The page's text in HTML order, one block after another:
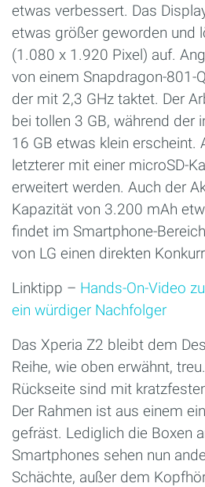
etwas verbessert. Das
etwas größer geworden und
(1.080 x 1.920 Pixel) auf.
von einem Snapdragon-801-
der mit 2,3 GHz taktet. Der
bei tollen 3 GB, während der
16 GB etwas klein erscheint.
letzterer mit einer microSD-
erweitert werden. Auch der
Kapazität von 3.200 mAh
findet im Smartphone-
von LG einen direkten
Linktipp – Hands-On-Video
ein würdiger Nachfolger
Das Xperia Z2 bleibt dem
Reihe, wie oben erwähnt,
Rückseite sind mit
Der Rahmen ist aus einem
gefräst. Lediglich die Boxen
Smartphones sehen nun
Schächte, außer dem